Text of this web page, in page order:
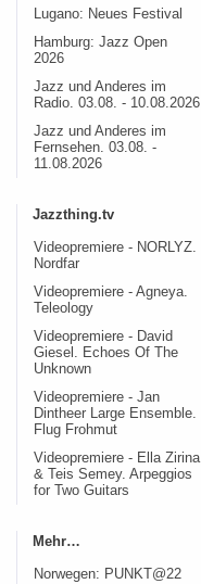
Lugano: Neues Festival
Hamburg: Jazz Open
2026
Jazz und Anderes im
Radio. 03.08. - 10.08.2026
Jazz und Anderes im
Fernsehen. 03.08. -
11.08.2026
Jazzthing.tv
Videopremiere - NORLYZ.
Nordfar
Videopremiere - Agneya.
Teleology
Videopremiere - David
Giesel. Echoes Of The
Unknown
Videopremiere - Jan
Dintheer Large Ensemble.
Flug Frohmut
Videopremiere - Ella Zirina
& Teis Semey. Arpeggios
for Two Guitars
Mehr…
Norwegen: PUNKT@22